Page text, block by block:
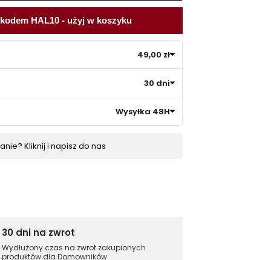
HAL10 - użyj w koszyku
49,00 zł
30 dni
Wysyłka 48H
Kliknij i napisz do nas
30 dni na zwrot
Wydłużony czas na zwrot zakupionych
produktów dla Domowników